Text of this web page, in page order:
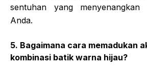
sentuhan yang menyenangkan
Anda.
5. Bagaimana cara memadukan
kombinasi batik warna hijau?